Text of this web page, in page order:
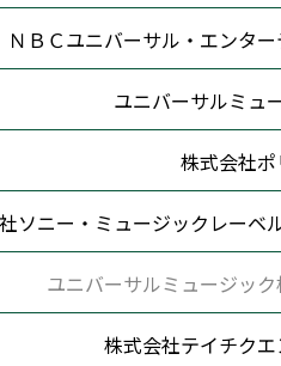
ＮＢＣユニバーサル・エンタ
ユニバーサルミュ
株式会社
ソニー・ミュージックレー
ユニバーサルミュージッ
株式会社テイチク